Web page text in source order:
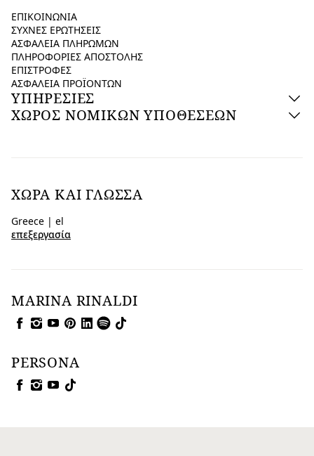
ΕΠΙΚΟΙΝΩΝΙΑ
ΣΥΧΝΕΣ ΕΡΩΤΗΣΕΙΣ
ΑΣΦΑΛΕΙΑ ΠΛΗΡΩΜΩΝ
ΠΛΗΡΟΦΟΡΙΕΣ ΑΠΟΣΤΟΛΗΣ
ΕΠΙΣΤΡΟΦΕΣ
ΑΣΦΑΛΕΙΑ ΠΡΟΪΟΝΤΩΝ
ΥΠΗΡΕΣΙΕΣ
ΧΩΡΟΣ ΝΟΜΙΚΩΝ ΥΠΟΘΕΣΕΩΝ
ΧΏΡΑ ΚΑΙ ΓΛΏΣΣΑ
Greece | el
επεξεργασία
MARINA RINALDI
PERSONA